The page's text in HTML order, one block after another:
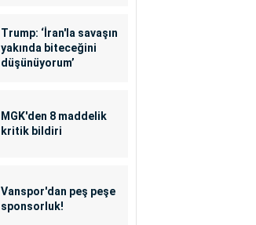
Trump: ‘İran'la savaşın
yakında biteceğini
düşünüyorum’
MGK'den 8 maddelik
kritik bildiri
Vanspor'dan peş peşe
sponsorluk!